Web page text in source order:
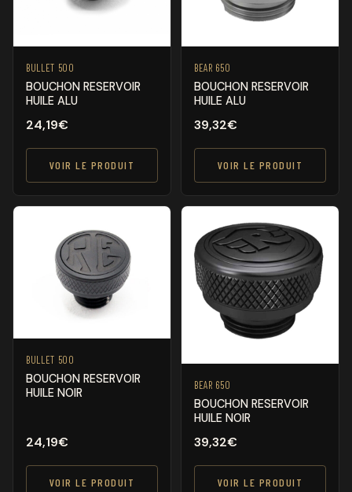
BULLET 500
BOUCHON RESERVOIR
HUILE ALU
24,19€
VOIR LE PRODUIT
BEAR 650
BOUCHON RESERVOIR
HUILE ALU
39,32€
VOIR LE PRODUIT
BULLET 500
BOUCHON RESERVOIR
HUILE NOIR
24,19€
VOIR LE PRODUIT
BEAR 650
BOUCHON RESERVOIR
HUILE NOIR
39,32€
VOIR LE PRODUIT